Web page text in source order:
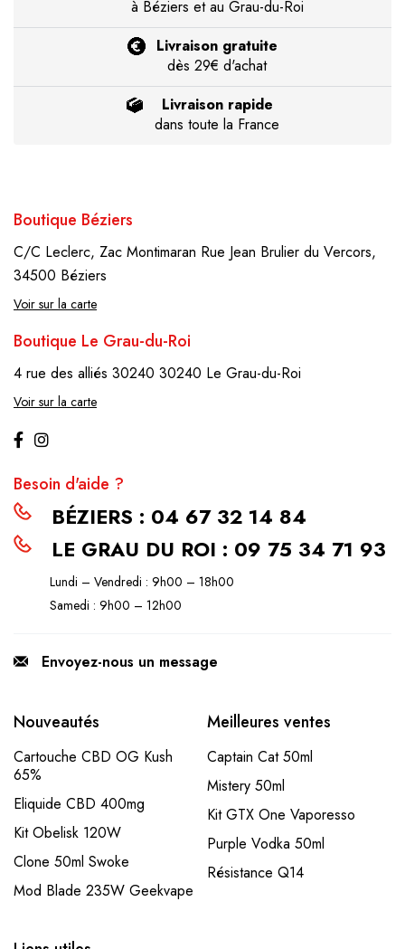
à Béziers et au Grau-du-Roi
Livraison gratuite
dès 29€ d'achat
Livraison rapide
dans toute la France
Boutique Béziers
C/C Leclerc, Zac Montimaran Rue Jean Brulier du Vercors,
34500 Béziers
Voir sur la carte
Boutique Le Grau-du-Roi
4 rue des alliés 30240 30240 Le Grau-du-Roi
Voir sur la carte
Besoin d'aide ?
BÉZIERS : 04 67 32 14 84
LE GRAU DU ROI : 09 75 34 71 93
Lundi – Vendredi : 9h00 – 18h00
Samedi : 9h00 – 12h00
Envoyez-nous un message
Nouveautés
Cartouche CBD OG Kush
65%
Eliquide CBD 400mg
Kit Obelisk 120W
Clone 50ml Swoke
Mod Blade 235W Geekvape
Meilleures ventes
Captain Cat 50ml
Mistery 50ml
Kit GTX One Vaporesso
Purple Vodka 50ml
Résistance Q14